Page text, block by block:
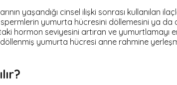
yaşandığı cinsel ilişki sonrası kullanılan
yumurta hücresini döllemesini ya
hormon seviyesini artıran ve
yumurta hücresi anne rahmine